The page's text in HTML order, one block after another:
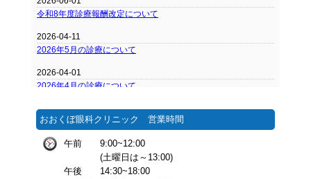
おおくぼ眼科クリニック 営業時間
午前 9:00~12:00
(土曜日は～13:00)
午後 14:30~18:00